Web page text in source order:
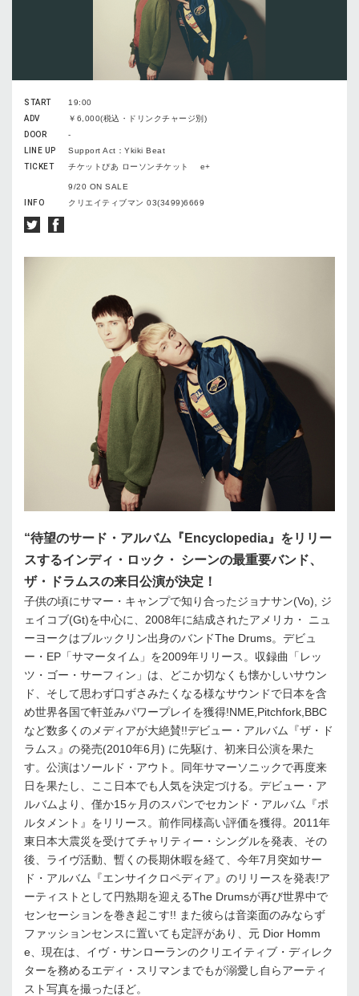
START
19:00
ADV
￥6,000(税込・ドリンクチャージ別)
DOOR
-
LINE UP
Support Act：Ykiki Beat
TICKET
チケットぴあ ローソンチケット e+
9/20 ON SALE
INFO
クリエイティブマン 03(3499)6669
“待望のサード・アルバム『Encyclopedia』をリリー
スするインディ・ロック・ シーンの最重要バンド、
ザ・ドラムスの来日公演が決定！
子供の頃にサマー・キャンプで知り合ったジョナサン(Vo), ジ
ェイコブ(Gt)を中心に、2008年に結成されたアメリカ・ ニュ
ーヨークはブルックリン出身のバンドThe Drums。デビュ
ー・EP「サマータイム」を2009年リリース。収録曲「レッ
ツ・ゴー・サーフィン」は、どこか切なくも懐かしいサウン
ド、そして思わず口ずさみたくなる様なサウンドで日本を含
め世界各国で軒並みパワープレイを獲得!NME,Pitchfork,BBC
など数多くのメディアが大絶賛!!デビュー・アルバム『ザ・ド
ラムス』の発売(2010年6月) に先駆け、初来日公演を果た
す。公演はソールド・アウト。同年サマーソニックで再度来
日を果たし、ここ日本でも人気を決定づける。デビュー・ア
ルバムより、僅か15ヶ月のスパンでセカンド・アルバム『ポ
ルタメント』をリリース。前作同様高い評価を獲得。2011年
東日本大震災を受けてチャリティー・シングルを発表、その
後、ライヴ活動、暫くの長期休暇を経て、今年7月突如サー
ド・アルバム『エンサイクロペディア』のリリースを発表!ア
ーティストとして円熟期を迎えるThe Drumsが再び世界中で
センセーションを巻き起こす!! また彼らは音楽面のみならず
ファッションセンスに置いても定評があり、元 Dior Homm
e、現在は、イヴ・サンローランのクリエイティブ・ディレク
ターを務めるエディ・スリマンまでもが溺愛し自らアーティ
スト写真を撮ったほど。